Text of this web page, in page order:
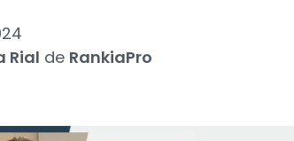
Rial de RankiaPro